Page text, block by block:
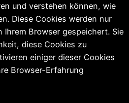
und verstehen können, wie
Diese Cookies werden nur
Ihrem Browser gespeichert. Sie
diese Cookies zu
einiger dieser Cookies
Browser-Erfahrung